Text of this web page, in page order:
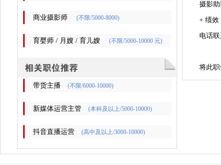
商业摄影师 (不限/5000-8000)
育婴师 / 月嫂 / 育儿嫂 (不限/5000-10000 元)
带货主播 (不限/6000-10000)
新媒体运营主管 (本科及以上/5000-10000)
抖音直播运营 (高中及以上/3000-10000)
摄影
+ 绩效
电话
将此